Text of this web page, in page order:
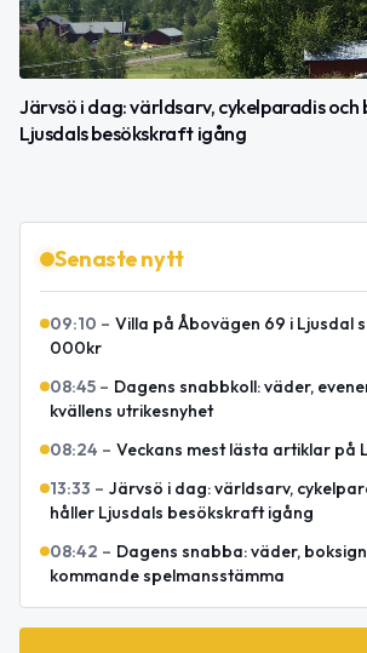
Järvsö i dag: världsarv, cykelparadis och
Ljusdals besökskraft igång
Senaste nytt
09:10 – Villa på Åbovägen 69 i Ljusdal
000kr
08:45 – Dagens snabbkoll: väder,
kvällens utrikesnyhet
08:24 – Veckans mest lästa artiklar på
13:33 – Järvsö i dag: världsarv,
håller Ljusdals besökskraft igång
08:42 – Dagens snabba: väder,
kommande spelmansstämma